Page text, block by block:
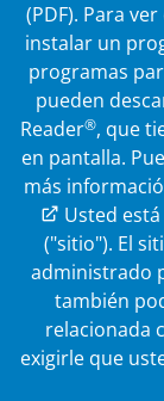
(PDF). Para
instalar un
programas
pueden
Reader®, que
en pantalla.
más
Enlace
Usted
("sitio"). El
administrado
también
relacionada
exigirle que